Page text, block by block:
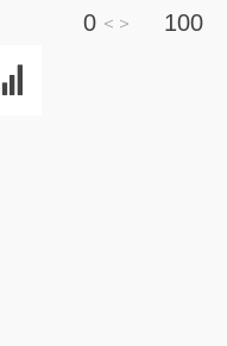
< >